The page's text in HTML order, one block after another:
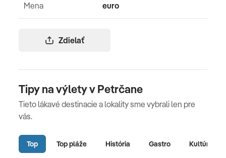
Zdielať
Mena euro
Tipy na výlety v Petrčane
Tieto lákavé destinacie a lokality sme vybrali len pre
vás.
Top Top pláže História Gastro Kultúra